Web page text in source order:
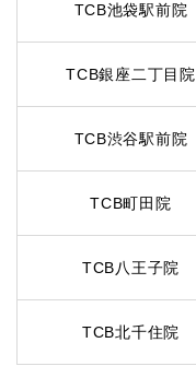
TCB池袋駅前院
TCB銀座二丁目院
TCB渋谷駅前院
TCB町田院
TCB八王子院
TCB北千住院